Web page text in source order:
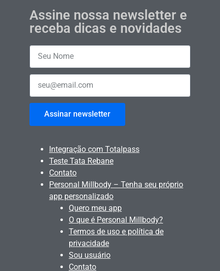
Assine nossa newsletter e
receba dicas e novidades
Assinar newsletter
Integração com Totalpass
Teste Tata Rebane
Contato
Personal Millbody – Tenha seu próprio
app personalizado
Quero meu app
O que é Personal Millbody?
Termos de uso e política de
privacidade
Sou usuário
Contato